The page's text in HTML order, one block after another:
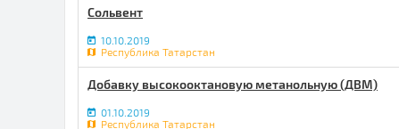
Сольвент
10.10.2019
Республика Татарстан
Добавку высокооктановую метанольную (ДВМ)
01.10.2019
Республика Татарстан